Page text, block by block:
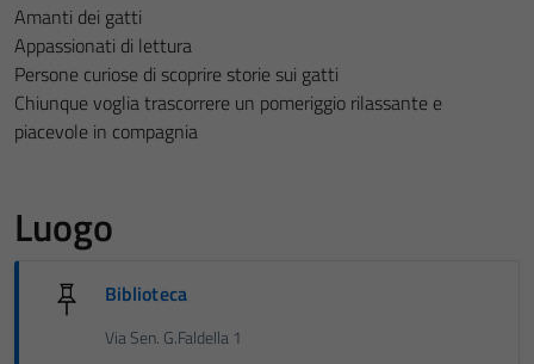
Amanti dei gatti
Appassionati di lettura
Persone curiose di scoprire storie sui gatti
Chiunque voglia trascorrere un pomeriggio rilassante e
piacevole in compagnia
Luogo
Biblioteca
Via Sen. G.Faldella 1